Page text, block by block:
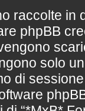
raccolte in
phpBB
solo
di